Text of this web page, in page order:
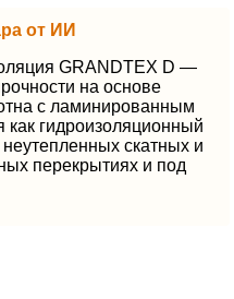
от ИИ
GRANDTEX D —
на основе
с ламинированным
гидроизоляционный
скатных и
перекрытиях и под